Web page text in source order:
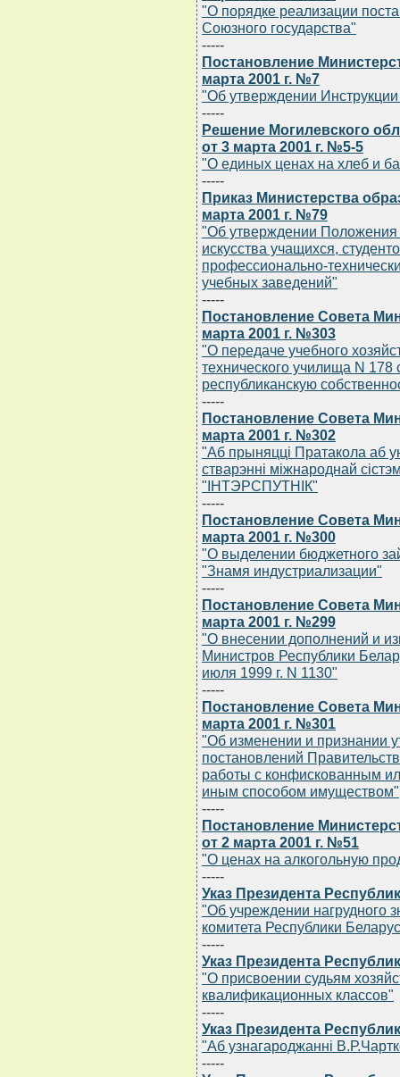
"О порядке реализации
Союзного государства"
-----
Постановление
марта 2001 г. №7
"Об утверждении
-----
Решение Могилевского
от 3 марта 2001 г. №5-5
"О единых ценах на хлеб и
-----
Приказ Министерства
марта 2001 г. №79
"Об утверждении Положения
искусства учащихся,
профессионально-
учебных заведений"
-----
Постановление Совета
марта 2001 г. №303
"О передаче учебного
технического училища N 178
республиканскую
-----
Постановление Совета
марта 2001 г. №302
"Аб прыняццi Пратакола аб
стварэннi мiжнароднай
"IНТЭРСПУТНIК"
-----
Постановление Совета
марта 2001 г. №300
"О выделении бюджетного
"Знамя индустриализации"
-----
Постановление Совета
марта 2001 г. №299
"О внесении дополнений и
Министров Республики
июля 1999 г. N 1130"
-----
Постановление Совета
марта 2001 г. №301
"Об изменении и признании
постановлений
работы с конфискованным
иным способом имуществом"
-----
Постановление
от 2 марта 2001 г. №51
"О ценах на алкогольную
-----
Указ Президента
"Об учреждении нагрудного
комитета Республики
-----
Указ Президента
"О присвоении судьям
квалификационных классов"
-----
Указ Президента
"Аб узнагароджаннi
-----